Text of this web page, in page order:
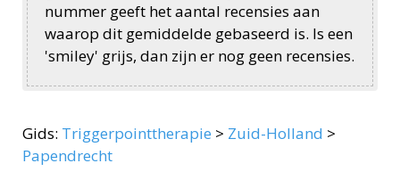
nummer geeft het aantal recensies aan
waarop dit gemiddelde gebaseerd is. Is een
'smiley' grijs, dan zijn er nog geen recensies.
Gids: Triggerpointtherapie > Zuid-Holland >
Papendrecht